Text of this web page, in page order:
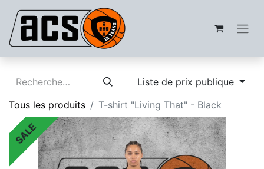
Liste de prix publique
Tous les produits
T-shirt "Living That" - Black
SALE